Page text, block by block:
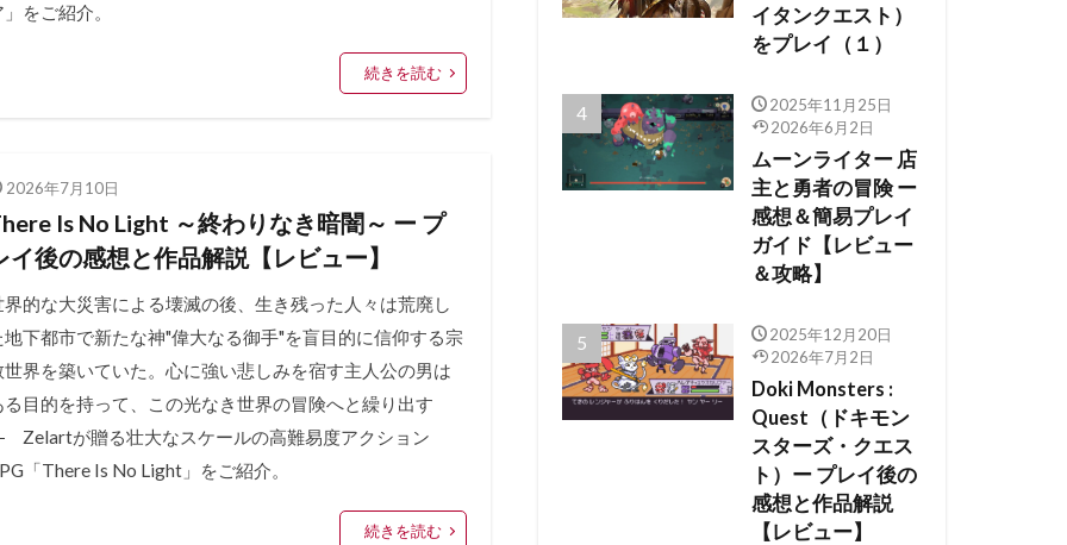
をご紹介。
続きを読む
2026年7月10日
Is No Light ～終わりなき暗闇～ ー プ
イ後の感想と作品解説【レビュー】
界的な大災害による壊滅の後、生き残った人々は荒廃し
地下都市で新たな神"偉大なる御手"を盲目的に信仰する宗
世界を築いていた。心に強い悲しみを宿す主人公の男は
る目的を持って、この光なき世界の冒険へと繰り出す
が贈る壮大なスケールの高難易度アクション
「There Is No Light」をご紹介。
続きを読む
イタンクエスト）
をプレイ（１）
2025年11月25日
2026年6月2日
ムーンライター 店
主と勇者の冒険 ー
感想＆簡易プレイ
ガイド【レビュー
＆攻略】
2025年12月20日
2026年7月2日
Doki Monsters :
Quest（ドキモン
スターズ・クエス
ト）ー プレイ後の
感想と作品解説
【レビュー】